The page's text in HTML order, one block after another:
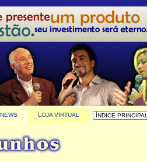
NEWS LOJA VIRTUAL